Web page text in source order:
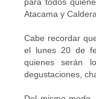
Atacama y
Cabe recordar
el lunes 20 de
quienes serán
degustaciones,